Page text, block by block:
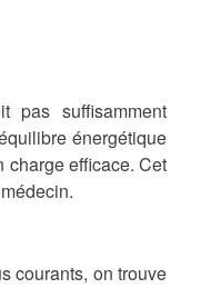
pas suffisamment
énergétique
charge efficace. Cet
courants, on trouve